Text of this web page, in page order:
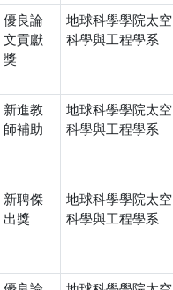
優良論
文貢獻
獎
地球科學學院太空
科學與工程學系
新進教
師補助
地球科學學院太空
科學與工程學系
新聘傑
出獎
地球科學學院太空
科學與工程學系